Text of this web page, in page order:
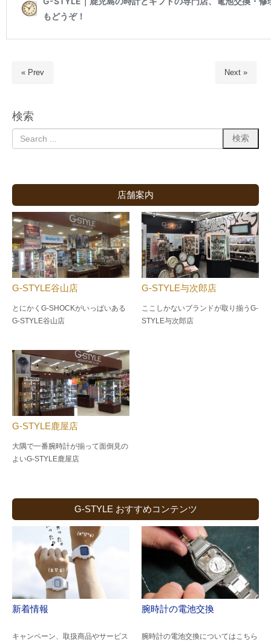
« Prev Next »
検索
店舗案内
G-STYLE谷山店
とにかくG-SHOCKがいっぱいある
G-STYLE谷山店
G-STYLE与次郎店
ここしかないブランドが取り揃うG-
STYLE与次郎店
G-STYLE鹿屋店
大隅で一番腕時計が揃って面倒見の
よいG-STYLE鹿屋店
G-STYLE おすすめコンテンツ
新着情報
キャンペーン、取扱商品やサービス
腕時計の電池交換
腕時計の電池交換についてはこちら